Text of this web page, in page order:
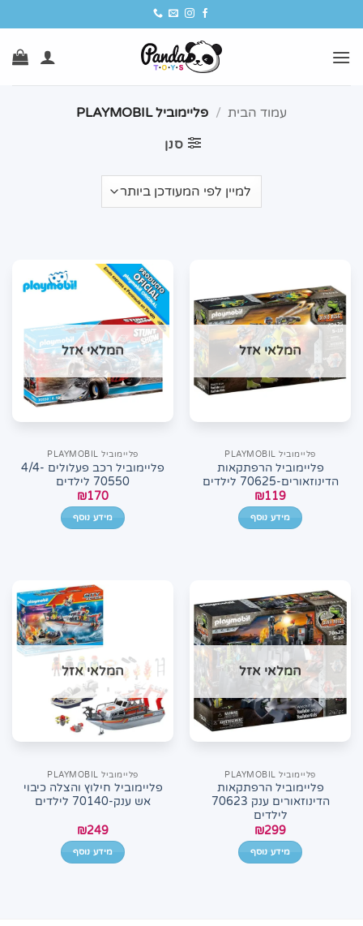
to
content
עמוד הבית / פליימוביל PLAYMOBIL
סנן
המלאי אזל
פליימוביל PLAYMOBIL
פליימוביל הרפתקאות
הדינוזאורים-70625 לילדים
₪119
מידע נוסף
המלאי אזל
פליימוביל PLAYMOBIL
פליימוביל רכב פעלולים 4/4-
70550 לילדים
₪170
מידע נוסף
המלאי אזל
פליימוביל PLAYMOBIL
פליימוביל הרפתקאות
הדינוזאורים ענק 70623
לילדים
₪299
מידע נוסף
המלאי אזל
פליימוביל PLAYMOBIL
פליימוביל חילוץ והצלה כיבוי
אש ענק-70140 לילדים
₪249
מידע נוסף